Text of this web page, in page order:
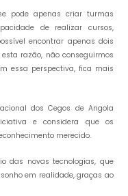
pode apenas criar turmas
de realizar cursos,
encontrar apenas dois
razão, não conseguirmos
essa perspectiva, fica mais
dos Cegos de Angola
e considera que os
merecido.
das novas tecnologias, que
em realidade, graças ao